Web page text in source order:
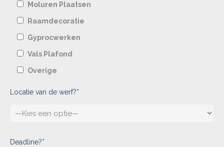
Moluren Plaatsen
Raamdecoratie
Gyprocwerken
Vals Plafond
Overige
Locatie van de werf?*
Deadline?*